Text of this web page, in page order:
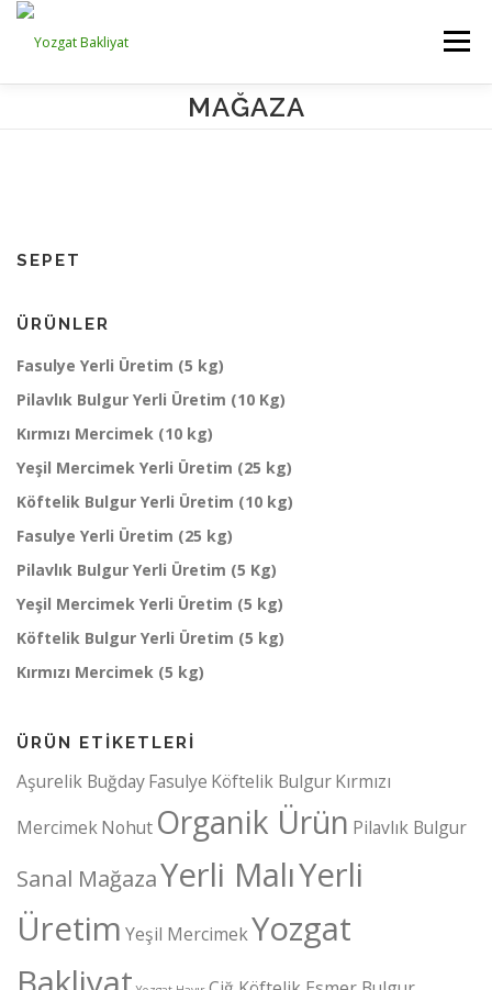
İçeriğe
Menü
MAĞAZA
SEPET
ÜRÜNLER
Fasulye Yerli Üretim (5 kg)
Pilavlık Bulgur Yerli Üretim (10 Kg)
Kırmızı Mercimek (10 kg)
Yeşil Mercimek Yerli Üretim (25 kg)
Köftelik Bulgur Yerli Üretim (10 kg)
Fasulye Yerli Üretim (25 kg)
Pilavlık Bulgur Yerli Üretim (5 Kg)
Yeşil Mercimek Yerli Üretim (5 kg)
Köftelik Bulgur Yerli Üretim (5 kg)
Kırmızı Mercimek (5 kg)
ÜRÜN ETIKETLERI
Aşurelik BuğdayFasulye Köftelik BulgurKırmızı
MercimekNohut Organik Ürün Pilavlık Bulgur
Sanal MağazaYerli MalıYerli
Üretim Yeşil MercimekYozgat